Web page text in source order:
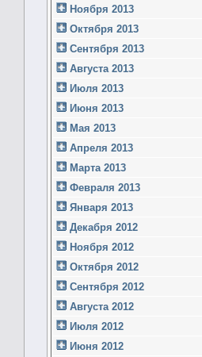
Ноября 2013
Октября 2013
Сентября 2013
Августа 2013
Июля 2013
Июня 2013
Мая 2013
Апреля 2013
Марта 2013
Февраля 2013
Января 2013
Декабря 2012
Ноября 2012
Октября 2012
Сентября 2012
Августа 2012
Июля 2012
Июня 2012